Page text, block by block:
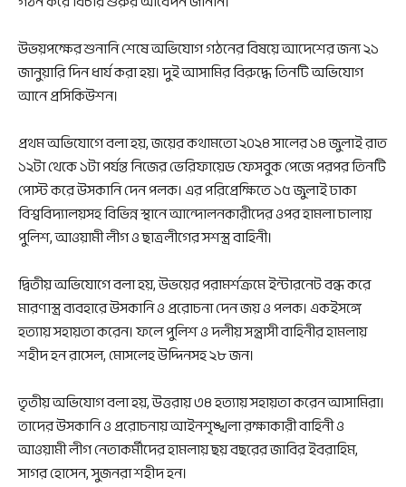
উভয়পক্ষের শুনানি শেষে অভিযোগ গঠনের বিষয়ে আদেশের জন্য ২১
জানুয়ারি দিন ধার্য করা হয়। দুই আসামির বিরুদ্ধে তিনটি অভিযোগ
আনে প্রসিকিউশন।
প্রথম অভিযোগে বলা হয়, জয়ের কথামতো ২০২৪ সালের ১৪ জুলাই রাত
১২টা থেকে ১টা পর্যন্ত নিজের ভেরিফায়েড ফেসবুক পেজে পরপর তিনটি
পোস্ট করে উসকানি দেন পলক। এর পরিপ্রেক্ষিতে ১৫ জুলাই ঢাকা
বিশ্ববিদ্যালয়সহ বিভিন্ন স্থানে আন্দোলনকারীদের ওপর হামলা চালায়
পুলিশ, আওয়ামী লীগ ও ছাত্রলীগের সশস্ত্র বাহিনী।
দ্বিতীয় অভিযোগে বলা হয়, উভয়ের পরামর্শক্রমে ইন্টারনেট বন্ধ করে
মারণাস্ত্র ব্যবহারে উসকানি ও প্ররোচনা দেন জয় ও পলক। একইসঙ্গে
হত্যায় সহায়তা করেন। ফলে পুলিশ ও দলীয় সন্ত্রাসী বাহিনীর হামলায়
শহীদ হন রাসেল, মোসলেহ উদ্দিনসহ ২৮ জন।
তৃতীয় অভিযোগ বলা হয়, উত্তরায় ৩৪ হত্যায় সহায়তা করেন আসামিরা।
তাদের উসকানি ও প্ররোচনায় আইনশৃঙ্খলা রক্ষাকারী বাহিনী ও
আওয়ামী লীগ নেতাকর্মীদের হামলায় ছয় বছরের জাবির ইবরাহিম,
সাগর হোসেন, সুজনরা শহীদ হন।